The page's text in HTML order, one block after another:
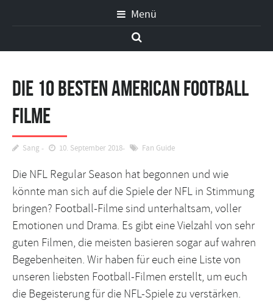
Menü
Die 10 besten American Football
Filme
Sang 10. September 2018 Fan Guide
Die NFL Regular Season hat begonnen und wie
könnte man sich auf die Spiele der NFL in Stimmung
bringen? Football-Filme sind unterhaltsam, voller
Emotionen und Drama. Es gibt eine Vielzahl von sehr
guten Filmen, die meisten basieren sogar auf wahren
Begebenheiten. Wir haben für euch eine Liste von
unseren liebsten Football-Filmen erstellt, um euch
die Begeisterung für die NFL-Spiele zu verstärken.